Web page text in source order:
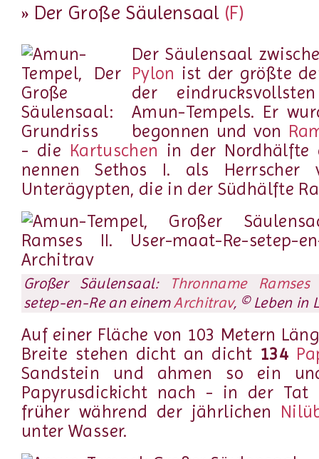
» Der Große Säulensaal (F)
Der Säulensaal
Pylon ist der größte
der
Amun-Tempels. Er
begonnen und von
- die Kartuschen in der Nordhälfte
nennen Sethos I. als Herrscher
Unterägypten, die in der Südhälfte
Großer Säulensaal:
Thronname Ramses
setep-en-Re an einemArchitrav, © Leben in
Auf einer Fläche von 103 Metern
Breite stehen dicht an dicht 134
Sandstein und ahmen so ein
Papyrusdickicht nach - in der Tat
früher während der jährlichen
unter Wasser.